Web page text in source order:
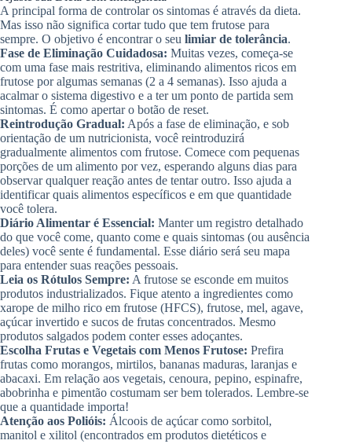
A principal forma de controlar os sintomas é através da dieta.
Mas isso não significa cortar tudo que tem frutose para
sempre. O objetivo é encontrar o seu limiar de tolerância.
Fase de Eliminação Cuidadosa: Muitas vezes, começa-se
com uma fase mais restritiva, eliminando alimentos ricos em
frutose por algumas semanas (2 a 4 semanas). Isso ajuda a
acalmar o sistema digestivo e a ter um ponto de partida sem
sintomas. É como apertar o botão de reset.
Reintrodução Gradual: Após a fase de eliminação, e sob
orientação de um nutricionista, você reintroduzirá
gradualmente alimentos com frutose. Comece com pequenas
porções de um alimento por vez, esperando alguns dias para
observar qualquer reação antes de tentar outro. Isso ajuda a
identificar quais alimentos específicos e em que quantidade
você tolera.
Diário Alimentar é Essencial: Manter um registro detalhado
do que você come, quanto come e quais sintomas (ou ausência
deles) você sente é fundamental. Esse diário será seu mapa
para entender suas reações pessoais.
Leia os Rótulos Sempre: A frutose se esconde em muitos
produtos industrializados. Fique atento a ingredientes como
xarope de milho rico em frutose (HFCS), frutose, mel, agave,
açúcar invertido e sucos de frutas concentrados. Mesmo
produtos salgados podem conter esses adoçantes.
Escolha Frutas e Vegetais com Menos Frutose: Prefira
frutas como morangos, mirtilos, bananas maduras, laranjas e
abacaxi. Em relação aos vegetais, cenoura, pepino, espinafre,
abobrinha e pimentão costumam ser bem tolerados. Lembre-se
que a quantidade importa!
Atenção aos Polióis: Álcoois de açúcar como sorbitol,
manitol e xilitol (encontrados em produtos dietéticos e